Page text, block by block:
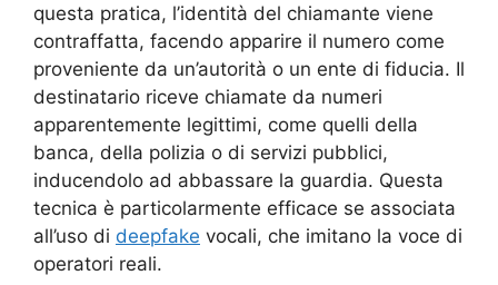
questa pratica, l’identità del chiamante viene
contraffatta, facendo apparire il numero come
proveniente da un’autorità o un ente di fiducia. Il
destinatario riceve chiamate da numeri
apparentemente legittimi, come quelli della
banca, della polizia o di servizi pubblici,
inducendolo ad abbassare la guardia. Questa
tecnica è particolarmente efficace se associata
all’uso di deepfake vocali, che imitano la voce di
operatori reali.